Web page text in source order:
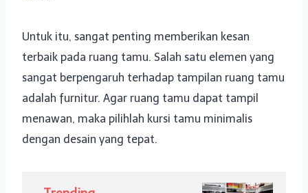
Untuk itu, sangat penting memberikan kesan
terbaik pada ruang tamu. Salah satu elemen yang
sangat berpengaruh terhadap tampilan ruang tamu
adalah furnitur. Agar ruang tamu dapat tampil
menawan, maka pilihlah kursi tamu minimalis
dengan desain yang tepat.